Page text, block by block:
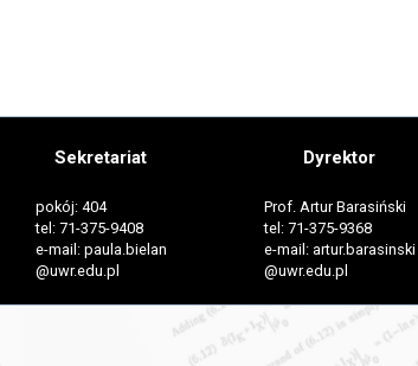
Sekretariat
pokój: 404
tel: 71-375-9408
e-mail: paula.bielan
@uwr.edu.pl
Dyrektor
Prof. Artur Barasiński
tel: 71-375-9368
e-mail: artur.barasinski
@uwr.edu.pl